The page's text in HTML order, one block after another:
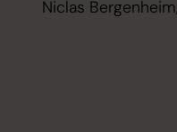
Niclas